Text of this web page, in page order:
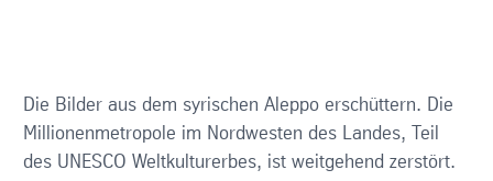
Die Bilder aus dem syrischen Aleppo erschüttern. Die
Millionenmetropole im Nordwesten des Landes, Teil
des UNESCO Weltkulturerbes, ist weitgehend zerstört.